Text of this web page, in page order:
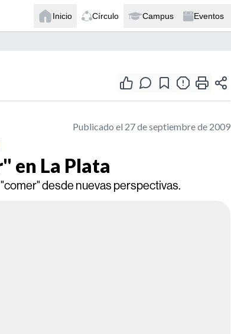
Inicio Círculo Campus Eventos
Publicado el 27 de septiembre de 2009
en La Plata
desde nuevas perspectivas.